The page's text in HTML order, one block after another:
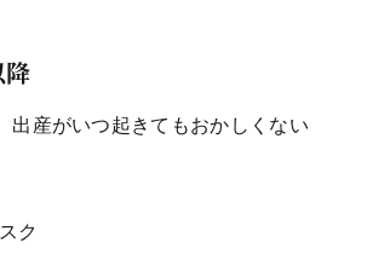
出産がいつ起きてもおかしくない
ク